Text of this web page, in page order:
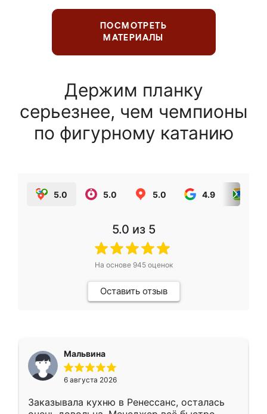
ПОСМОТРЕТЬ
МАТЕРИАЛЫ
Держим планку
серьезнее, чем чемпионы
по фигурному катанию
5.0 5.0 5.0 4.9
5.0 из 5
На основе 945оценок
Оставить отзыв
Мальвина
6 августа 2026
Заказывала кухню в Ренессанс, осталась